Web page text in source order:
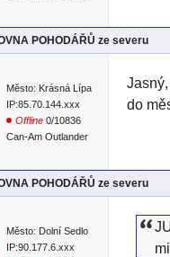
POHODÁŘŮ ze severu
Město: Krásná Lípa
IP:85.70.144.xxx
Offline 0/10836
Can-Am Outlander
do
POHODÁŘŮ ze severu
Město: Dolní Sedlo
IP:90.177.6.xxx